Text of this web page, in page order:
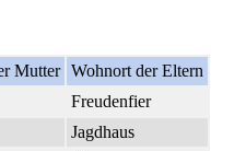
Mutter Wohnort der Eltern
Freudenfier
Jagdhaus